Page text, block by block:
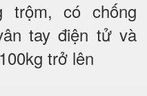
trộm, có chống
tay điện tử và
trở lên